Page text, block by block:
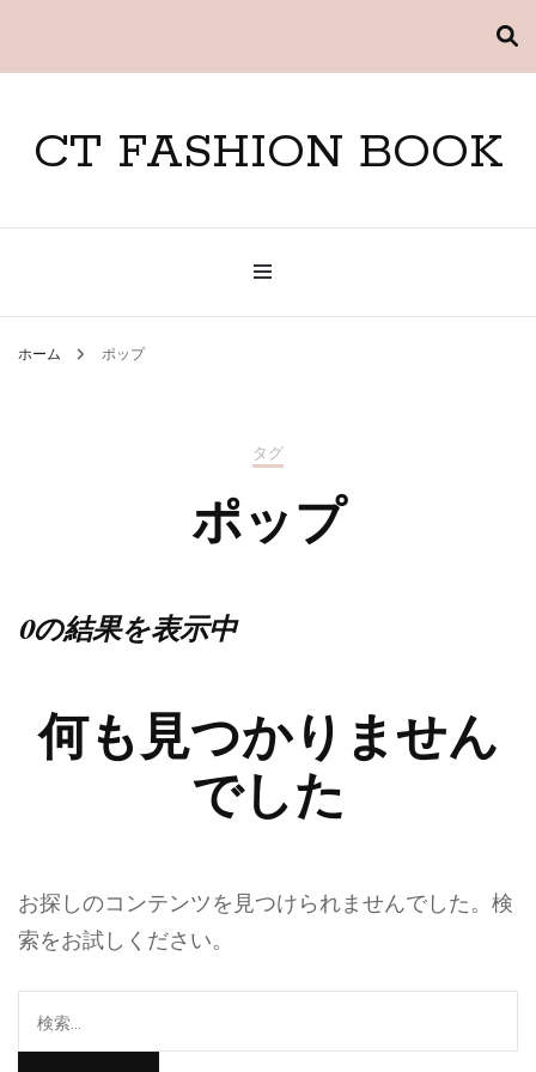
CT FASHION BOOK
ホーム ポップ
タグ
ポップ
0の結果を表示中
何も見つかりません
でした
お探しのコンテンツを見つけられませんでした。検
索をお試しください。
索: